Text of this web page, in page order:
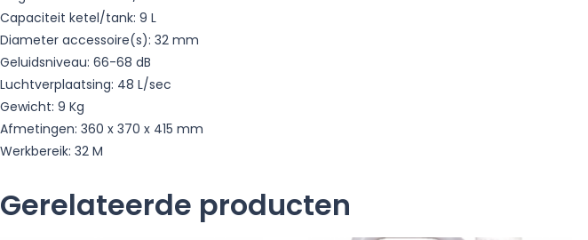
Capaciteit ketel/tank: 9 L
Diameter accessoire(s): 32 mm
Geluidsniveau: 66-68 dB
Luchtverplaatsing: 48 L/sec
Gewicht: 9 Kg
Afmetingen: 360 x 370 x 415 mm
Werkbereik: 32 M
Gerelateerde producten